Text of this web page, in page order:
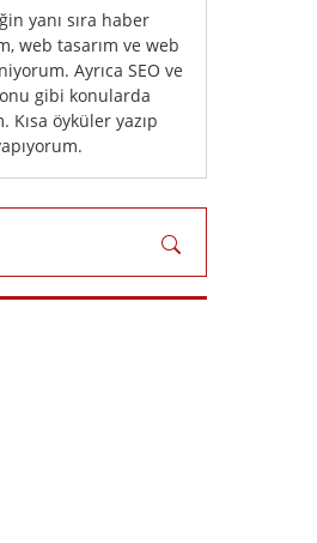
yanı sıra haber
web tasarım ve web
Ayrıca SEO ve
gibi konularda
öyküler yazıp